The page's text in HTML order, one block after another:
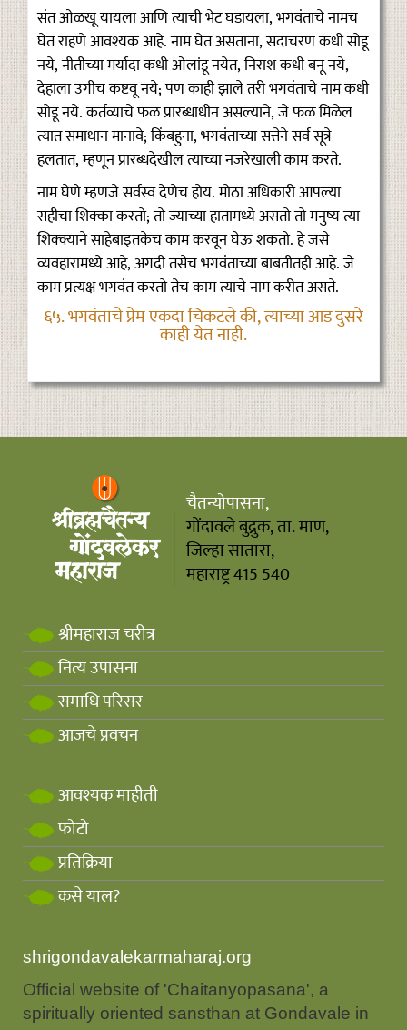
संत ओळखू यायला आणि त्याची भेट घडायला, भगवंताचे नामच
घेत राहणे आवश्यक आहे. नाम घेत असताना, सदाचरण कधी सोडू
नये, नीतीच्या मर्यादा कधी ओलांडू नयेत, निराश कधी बनू नये,
देहाला उगीच कष्टवू नये; पण काही झाले तरी भगवंताचे नाम कधी
सोडू नये. कर्तव्याचे फळ प्रारब्धाधीन असल्याने, जे फळ मिळेल
त्यात समाधान मानावे; किंबहुना, भगवंताच्या सत्तेने सर्व सूत्रे
हलतात, म्हणून प्रारब्धदेखील त्याच्या नजरेखाली काम करते.
नाम घेणे म्हणजे सर्वस्व देणेच होय. मोठा अधिकारी आपल्या
सहीचा शिक्‍का करतो; तो ज्याच्या हातामध्ये असतो तो मनुष्य त्या
शिक्क्याने साहेबाइतकेच काम करवून घेऊ शकतो. हे जसे
व्यवहारामध्ये आहे, अगदी तसेच भगवंताच्या बाबतीतही आहे. जे
काम प्रत्यक्ष भगवंत करतो तेच काम त्याचे नाम करीत असते.
६५. भगवंताचे प्रेम एकदा चिकटले की, त्याच्या आड दुसरे
काही येत नाही.
चैतन्योपासना,
गोंदावले बुद्रुक, ता. माण,
जिल्हा सातारा,
महाराष्ट्र 415 540
श्रीमहाराज चरीत्र
नित्य उपासना
समाधि परिसर
आजचे प्रवचन
आवश्यक माहीती
फोटो
प्रतिक्रिया
कसे याल?
shrigondavalekarmaharaj.org
Official website of 'Chaitanyopasana', a
spiritually oriented sansthan at Gondavale in